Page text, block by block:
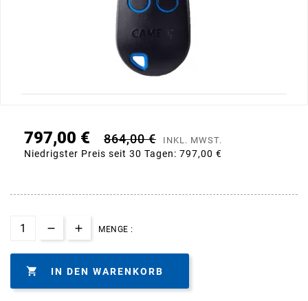
797,00 € 864,00 € INKL. MWST.
Niedrigster Preis seit 30 Tagen: 797,00 €
MENGE :
 IN DEN WARENKORB